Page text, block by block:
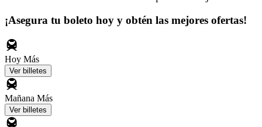
¡Asegura tu boleto hoy y obtén las mejores ofertas!
Hoy Más
Ver billetes
Mañana Más
Ver billetes